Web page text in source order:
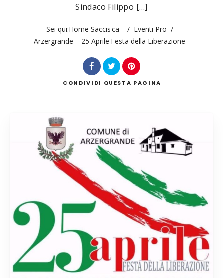
Cerca
Sindaco Filippo […]
Sei qui:Home Saccisica / Eventi Pro /
Arzergrande – 25 Aprile Festa della Liberazione
CONDIVIDI QUESTA PAGINA